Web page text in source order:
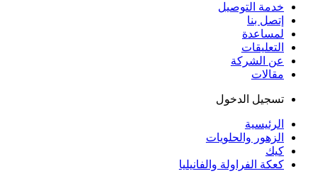
خدمة التوصيل
إتصل بنا
لمساعدة
التعليقات
عن الشركة
مقالات
تسجيل الدخول
الرئيسية
الزهور والحلويات
كيك
كعكة الفراولة والفانيليا